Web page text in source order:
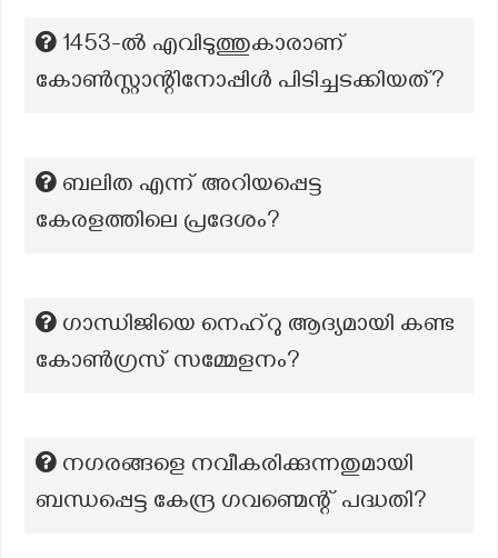
1453-ൽ എവിടുത്തുകാരാണ്
കോൺസ്റ്റാന്റിനോപ്പിൾ പിടിച്ചടക്കിയത്?
ബലിത എന്ന് അറിയപ്പെട്ട
കേരളത്തിലെ പ്രദേശം?
ഗാന്ധിജിയെ നെഹ്റു ആദ്യമായി കണ്ട
കോൺഗ്രസ് സമ്മേളനം?
നഗരങ്ങളെ നവീകരിക്കുന്നതുമായി
ബന്ധപ്പെട്ട കേന്ദ്ര ഗവണ്മെന്റ് പദ്ധതി?